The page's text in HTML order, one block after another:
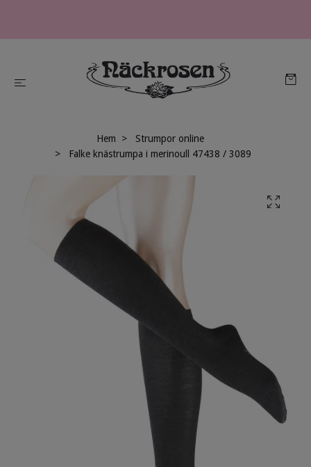
Hem
Strumpor online
Falke knästrumpa i merinoull 47438 / 3089